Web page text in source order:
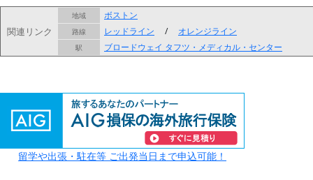
関連リンク
地域 ボストン
路線 レッドライン / オレンジライン
駅 ブロードウェイ タフツ・メディカル・センター
留学や出張・駐在等 ご出発当日まで申込可能！